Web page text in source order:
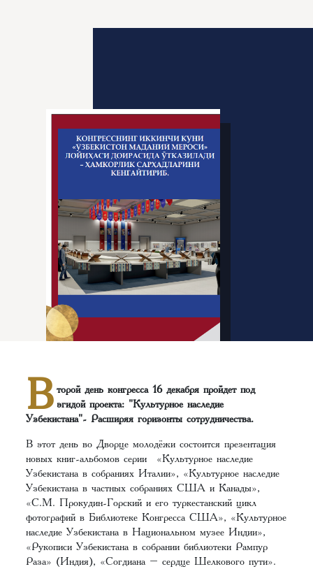
В торой день конгресса 16 декабря пройдет под
эгидой проекта: "Культурное наследие
Узбекистана"- Расширяя горизонты сотрудничества.
В этот день во Дворце молодёжи состоится презентация
новых книг-альбомов серии «Культурное наследие
Узбекистана в собраниях Италии», «Культурное наследие
Узбекистана в частных собраниях США и Канады»,
«С.М. Прокудин-Горский и его туркестанский цикл
фотографий в Библиотеке Конгресса США», «Культурное
наследие Узбекистана в Национальном музее Индии»,
«Рукописи Узбекистана в собрании библиотеки Рампур
Раза» (Индия), «Согдиана – сердце Шелкового пути».